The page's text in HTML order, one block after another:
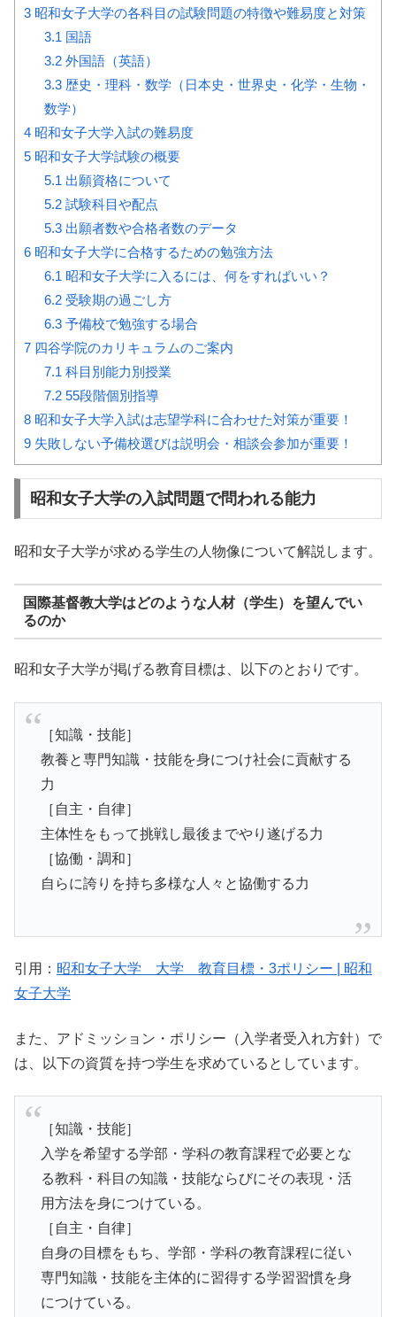
3 昭和女子大学の各科目の試験問題の特徴や難易度と対策
3.1国語
3.2外国語（英語）
3.3歴史・理科・数学（日本史・世界史・化学・生物・
数学）
4 昭和女子大学入試の難易度
5 昭和女子大学試験の概要
5.1出願資格について
5.2試験科目や配点
5.3出願者数や合格者数のデータ
6 昭和女子大学に合格するための勉強方法
6.1昭和女子大学に入るには、何をすればいい？
6.2受験期の過ごし方
6.3予備校で勉強する場合
7 四谷学院のカリキュラムのご案内
7.1科目別能力別授業
7.255段階個別指導
8 昭和女子大学入試は志望学科に合わせた対策が重要！
9 失敗しない予備校選びは説明会・相談会参加が重要！
昭和女子大学の入試問題で問われる能力
昭和女子大学が求める学生の人物像について解説します。
国際基督教大学はどのような人材（学生）を望んでい
るのか
昭和女子大学が掲げる教育目標は、以下のとおりです。
［知識・技能］
教養と専門知識・技能を身につけ社会に貢献する
力
［自主・自律］
主体性をもって挑戦し最後までやり遂げる力
［協働・調和］
自らに誇りを持ち多様な人々と協働する力
引用： 昭和女子大学 大学 教育目標・3ポリシー | 昭和
女子大学
また、アドミッション・ポリシー（入学者受入れ方針）で
は、以下の資質を持つ学生を求めているとしています。
［知識・技能］
入学を希望する学部・学科の教育課程で必要とな
る教科・科目の知識・技能ならびにその表現・活
用方法を身につけている。
［自主・自律］
自身の目標をもち、学部・学科の教育課程に従い
専門知識・技能を主体的に習得する学習習慣を身
につけている。